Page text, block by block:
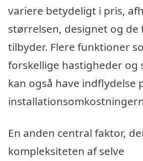
variere betydeligt i pris,
størrelsen, designet og de
tilbyder. Flere funktioner
forskellige hastigheder
kan også have indflydelse
En anden central faktor,
kompleksiteten af selve